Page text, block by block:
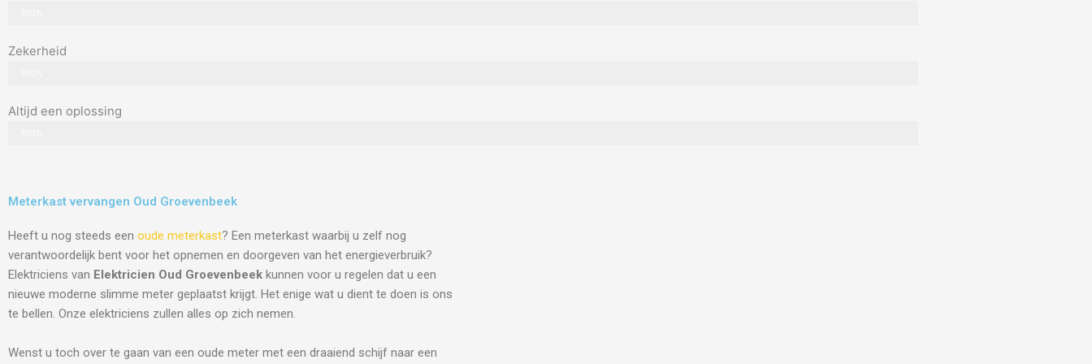
Zekerheid
Altijd een oplossing
Meterkast vervangen Oud Groevenbeek
Heeft u nog steeds een oude meterkast? Een meterkast waarbij u zelf nog
verantwoordelijk bent voor het opnemen en doorgeven van het energieverbruik?
Elektriciens van Elektricien Oud Groevenbeek kunnen voor u regelen dat u een
nieuwe moderne slimme meter geplaatst krijgt. Het enige wat u dient te doen is ons
te bellen. Onze elektriciens zullen alles op zich nemen.
Wenst u toch over te gaan van een oude meter met een draaiend schijf naar een